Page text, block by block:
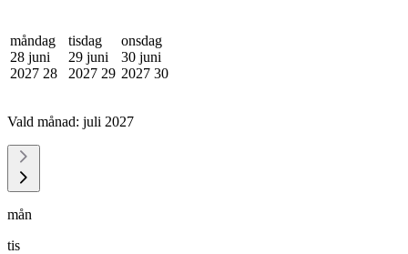
måndag
28 juni
2027 28
tisdag
29 juni
2027 29
onsdag
30 juni
2027 30
Vald månad: juli 2027
mån
tis